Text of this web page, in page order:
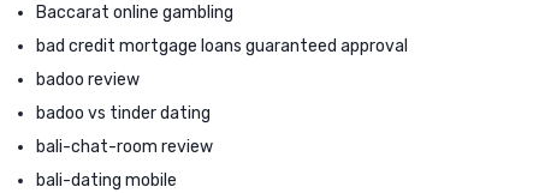
Baccarat online gambling
bad credit mortgage loans guaranteed approval
badoo review
badoo vs tinder dating
bali-chat-room review
bali-dating mobile